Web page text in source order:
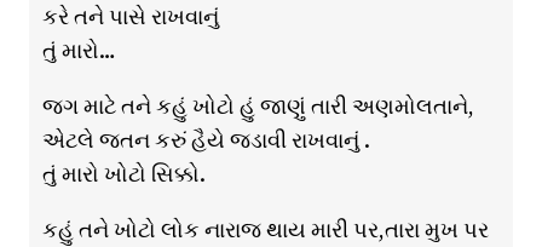
કરે તને પાસે રાખવાનું
તું મારો…
જગ માટે તને કહું ખોટો હું જાણું તારી અણમોલતાને,
એટલે જતન કરું હૈયે જડાવી રાખવાનું .
તું મારો ખોટો સિક્કો.
કહું તને ખોટો લોક નારાજ થાય મારી પર,તારા મુખ પર